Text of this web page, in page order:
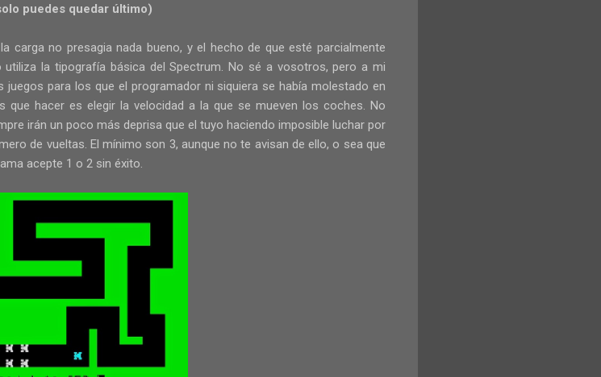
puedes quedar último)
carga no presagia nada bueno, y el hecho de que esté parcialmente
utiliza la tipografía básica del Spectrum. No sé a vosotros, pero a mi
para los que el programador ni siquiera se había molestado en
que hacer es elegir la velocidad a la que se mueven los coches. No
irán un poco más deprisa que el tuyo haciendo imposible luchar por
de vueltas. El mínimo son 3, aunque no te avisan de ello, o sea que
acepte 1 o 2 sin éxito.